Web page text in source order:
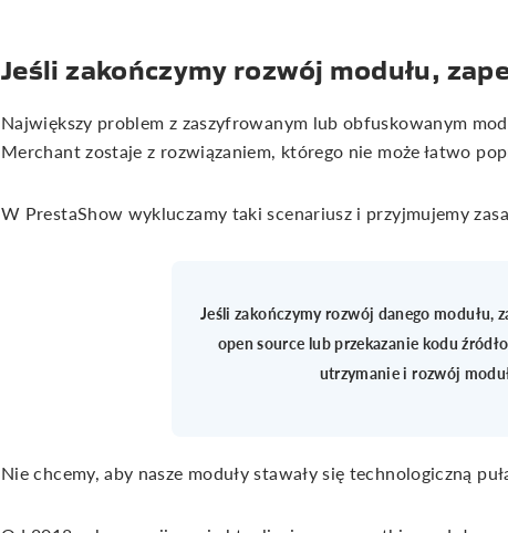
Jeśli zakończymy rozwój modułu,
Największy problem z zaszyfrowanym lub obfuskowanym
Merchant zostaje z rozwiązaniem, którego nie może łatwo
W PrestaShow wykluczamy taki scenariusz i przyjmujemy
Jeśli zakończymy rozwój danego
open source lub przekazanie kodu
utrzymanie i rozwój
Nie chcemy, aby nasze moduły stawały się technologiczną